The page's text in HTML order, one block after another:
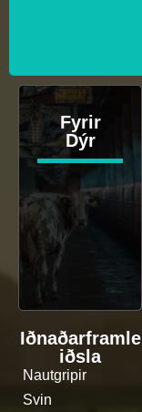
Fyrir
Dýr
Iðnaðarframle
iðsla
Nautgripir
Svin